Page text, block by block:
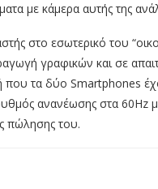
με κάμερα αυτής της
στο εσωτερικό του
γραφικών και σε
τα δύο Smartphones
ανανέωσης στα 60Hz
πώλησης του.